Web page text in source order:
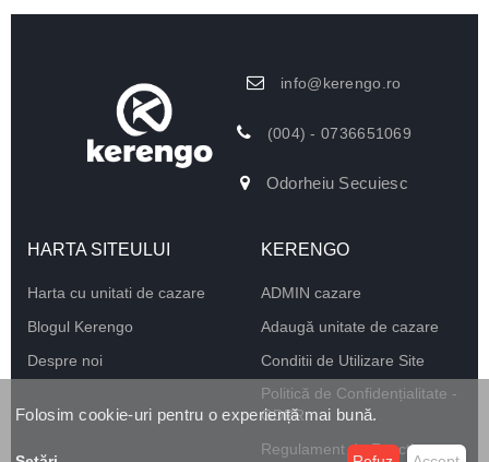
info@kerengo.ro
(004) - 0736651069
Odorheiu Secuiesc
HARTA SITEULUI
Harta cu unitati de cazare
Blogul Kerengo
Despre noi
KERENGO
ADMIN cazare
Adaugă unitate de cazare
Conditii de Utilizare Site
Politică de Confidențialitate -
GDPR
Regulament de Funcționare
Folosim cookie-uri pentru o experiență mai bună.